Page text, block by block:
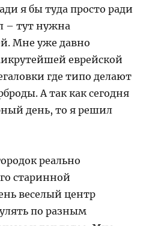
я бы туда просто ради
– тут нужна
Мне уже давно
еврейской
где типо делают
А так как сегодня
день, то я решил
реально
старинной
веселый центр
по разным